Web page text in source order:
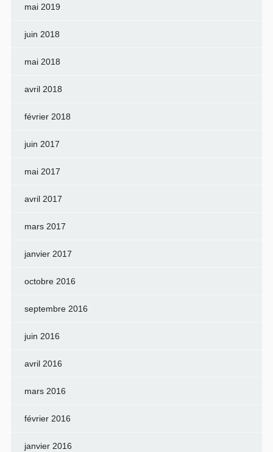
mai 2019
juin 2018
mai 2018
avril 2018
février 2018
juin 2017
mai 2017
avril 2017
mars 2017
janvier 2017
octobre 2016
septembre 2016
juin 2016
avril 2016
mars 2016
février 2016
janvier 2016